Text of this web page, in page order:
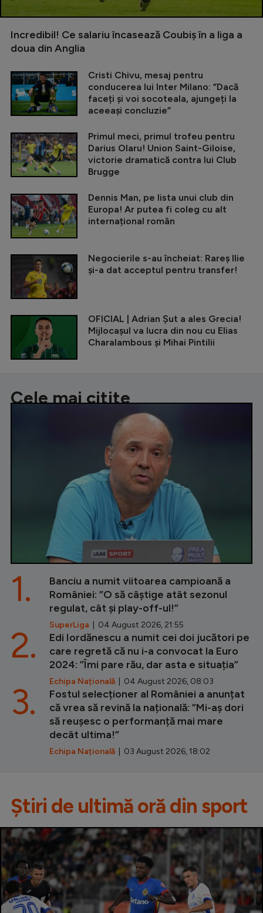
Incredibil! Ce salariu încasează Coubiș în a liga a
doua din Anglia
Cristi Chivu, mesaj pentru
conducerea lui Inter Milano: ”Dacă
faceți și voi socoteala, ajungeți la
aceeași concluzie”
Primul meci, primul trofeu pentru
Darius Olaru! Union Saint-Giloise,
victorie dramatică contra lui Club
Brugge
Dennis Man, pe lista unui club din
Europa! Ar putea fi coleg cu alt
internațional român
Negocierile s-au încheiat: Rareș Ilie
și-a dat acceptul pentru transfer!
OFICIAL | Adrian Șut a ales Grecia!
Mijlocașul va lucra din nou cu Elias
Charalambous și Mihai Pintilii
Cele mai citite
Banciu a numit viitoarea campioană a
României: ”O să câștige atât sezonul
regulat, cât și play-off-ul!”
SuperLiga | 04 August 2026, 21:55
1.
Edi Iordănescu a numit cei doi jucători pe
care regretă că nu i-a convocat la Euro
2024: ”Îmi pare rău, dar asta e situația”
Echipa Națională | 04 August 2026, 08:03
2.
Fostul selecționer al României a anunțat
că vrea să revină la națională: ”Mi-aș dori
să reușesc o performanță mai mare
decât ultima!”
Echipa Națională | 03 August 2026, 18:02
3.
Știri de ultimă oră din sport